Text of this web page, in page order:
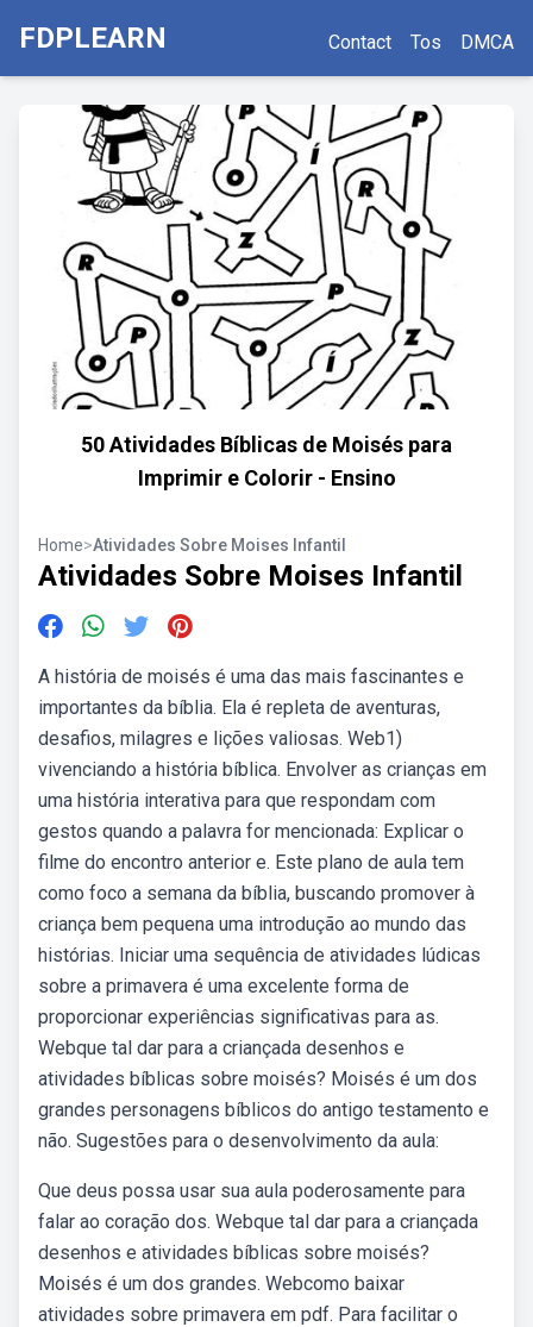
FDPLEARN Contact Tos DMCA
50 Atividades Bíblicas de Moisés para
Imprimir e Colorir - Ensino
Home>Atividades Sobre Moises Infantil
Atividades Sobre Moises Infantil
A história de moisés é uma das mais fascinantes e
importantes da bíblia. Ela é repleta de aventuras,
desafios, milagres e lições valiosas. Web1)
vivenciando a história bíblica. Envolver as crianças em
uma história interativa para que respondam com
gestos quando a palavra for mencionada: Explicar o
filme do encontro anterior e. Este plano de aula tem
como foco a semana da bíblia, buscando promover à
criança bem pequena uma introdução ao mundo das
histórias. Iniciar uma sequência de atividades lúdicas
sobre a primavera é uma excelente forma de
proporcionar experiências significativas para as.
Webque tal dar para a criançada desenhos e
atividades bíblicas sobre moisés? Moisés é um dos
grandes personagens bíblicos do antigo testamento e
não. Sugestões para o desenvolvimento da aula:
Que deus possa usar sua aula poderosamente para
falar ao coração dos. Webque tal dar para a criançada
desenhos e atividades bíblicas sobre moisés?
Moisés é um dos grandes. Webcomo baixar
atividades sobre primavera em pdf. Para facilitar o